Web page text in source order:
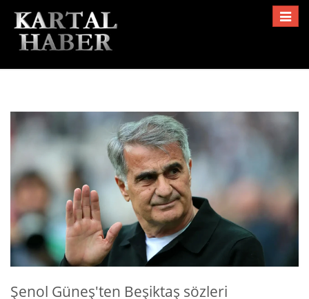
Toggle
Şenol Güneş'ten Beşiktaş sözleri